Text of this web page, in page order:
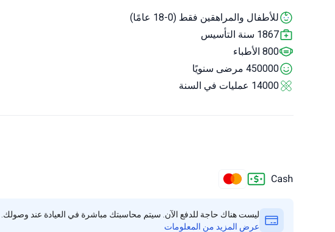
للأطفال والمراهقين فقط (0-18 عامًا)
1867 سنة التأسيس
800 الأطباء
450000 مرضى سنويًا
14000 عمليات في السنة
ليست هناك حاجة للدفع الآن. سيتم محاسبتك مباشرة في العيادة عند وصولك.
عرض المزيد من المعلومات